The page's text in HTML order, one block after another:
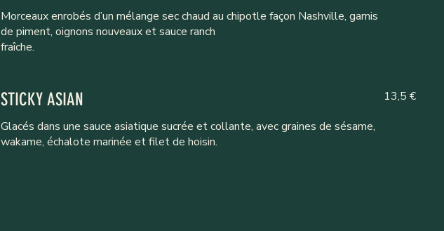
Morceaux enrobés d’un mélange sec chaud au chipotle façon Nashville, garnis
de piment, oignons nouveaux et sauce ranch
fraîche.
STICKY ASIAN
Glacés dans une sauce asiatique sucrée et collante, avec graines de sésame,
wakame, échalote marinée et filet de hoisin.
13,5 €